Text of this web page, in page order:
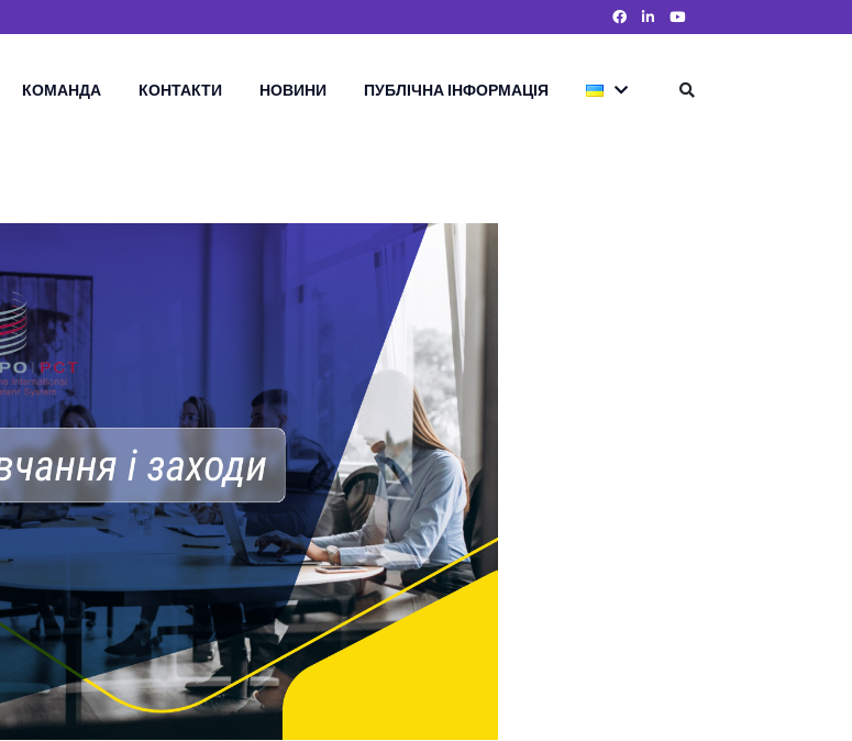
КОМАНДА КОНТАКТИ НОВИНИ ПУБЛІЧНА ІНФОРМАЦІЯ